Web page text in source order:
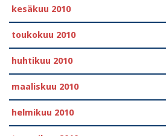
kesäkuu 2010
toukokuu 2010
huhtikuu 2010
maaliskuu 2010
helmikuu 2010